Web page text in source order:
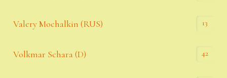
Valery Mochalkin (RUS) 13
Volkmar Schara (D) 42